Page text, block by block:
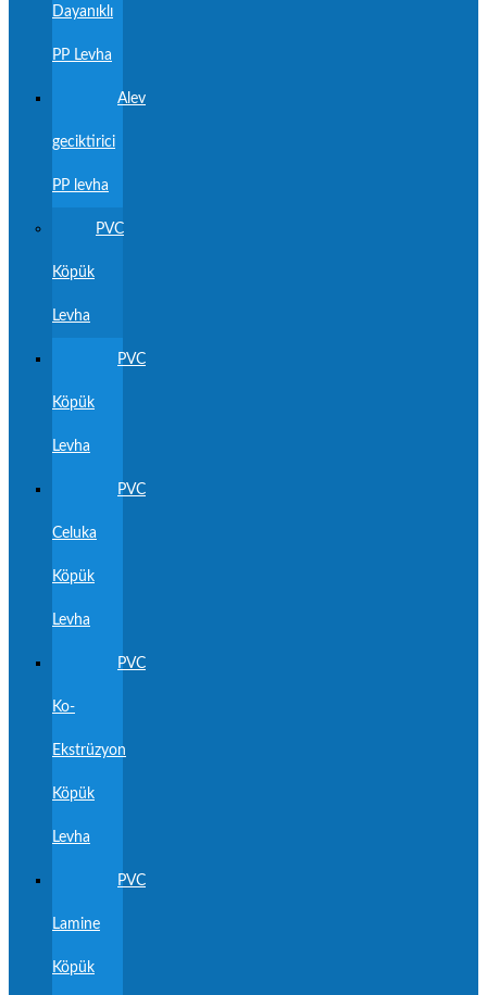
Dayanıklı
PP Levha
Alev
geciktirici
PP levha
PVC
Köpük
Levha
PVC
Köpük
Levha
PVC
Celuka
Köpük
Levha
PVC
Ko-
Ekstrüzyon
Köpük
Levha
PVC
Lamine
Köpük